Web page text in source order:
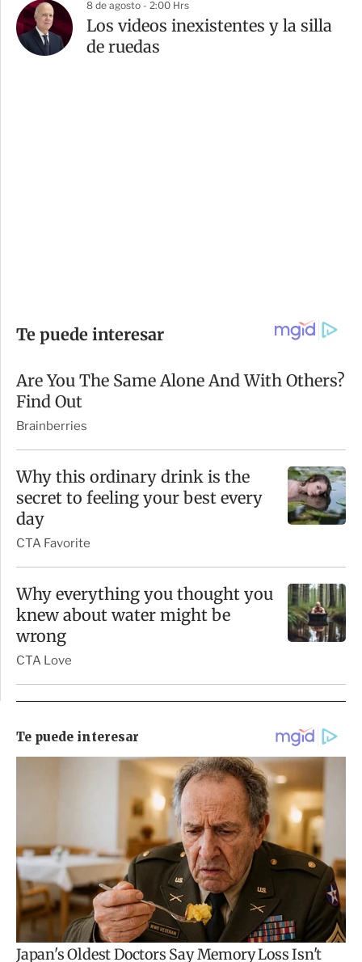
8 de agosto - 2:00 Hrs
Los videos inexistentes y la silla
de ruedas